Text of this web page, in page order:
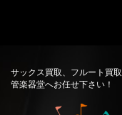
サックス買取、フルート買
管楽器堂へお任せ下さい！